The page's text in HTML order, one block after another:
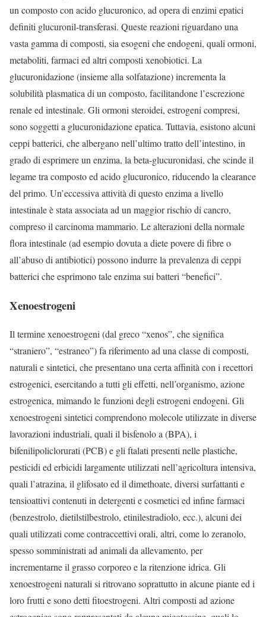
un composto con acido glucuronico, ad opera di enzimi epatici
definiti glucuronil-transferasi. Queste reazioni riguardano una
vasta gamma di composti, sia esogeni che endogeni, quali ormoni,
metaboliti, farmaci ed altri composti xenobiotici. La
glucuronidazione (insieme alla solfatazione) incrementa la
solubilità plasmatica di un composto, facilitandone l’escrezione
renale ed intestinale. Gli ormoni steroidei, estrogeni compresi,
sono soggetti a glucuronidazione epatica. Tuttavia, esistono alcuni
ceppi batterici, che albergano nell’ultimo tratto dell’intestino, in
grado di esprimere un enzima, la beta-glucuronidasi, che scinde il
legame tra composto ed acido glucuronico, riducendo la clearance
del primo. Un’eccessiva attività di questo enzima a livello
intestinale è stata associata ad un maggior rischio di cancro,
compreso il carcinoma mammario. Le alterazioni della normale
flora intestinale (ad esempio dovuta a diete povere di fibre o
all’abuso di antibiotici) possono indurre la prevalenza di ceppi
batterici che esprimono tale enzima sui batteri “benefici”.
Xenoestrogeni
Il termine xenoestrogeni (dal greco “xenos”, che significa
“straniero”, “estraneo”) fa riferimento ad una classe di composti,
naturali e sintetici, che presentano una certa affinità con i recettori
estrogenici, esercitando a tutti gli effetti, nell’organismo, azione
estrogenica, mimando le funzioni degli estrogeni endogeni. Gli
xenoestrogeni sintetici comprendono molecole utilizzate in diverse
lavorazioni industriali, quali il bisfenolo a (BPA), i
bifenilipoliclorurati (PCB) e gli ftalati presenti nelle plastiche,
pesticidi ed erbicidi largamente utilizzati nell’agricoltura intensiva,
quali l’atrazina, il glifosato ed il dimethoate, diversi surfattanti e
tensioattivi contenuti in detergenti e cosmetici ed infine farmaci
(benzestrolo, dietilstilbestrolo, etinilestradiolo, ecc.), alcuni dei
quali utilizzati come contraccettivi orali, altri, come lo zeranolo,
spesso somministrati ad animali da allevamento, per
incrementarne il grasso corporeo e la ritenzione idrica. Gli
xenoestrogeni naturali si ritrovano soprattutto in alcune piante ed i
loro frutti e sono detti fitoestrogeni. Altri composti ad azione